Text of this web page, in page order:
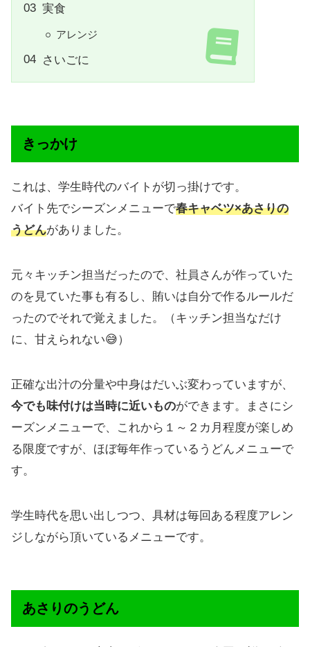
実食
アレンジ
さいごに
きっかけ
これは、学生時代のバイトが切っ掛けです。
バイト先でシーズンメニューで春キャベツ×あさりの
うどんがありました。
元々キッチン担当だったので、社員さんが作っていた
のを見ていた事も有るし、賄いは自分で作るルールだ
ったのでそれで覚えました。（キッチン担当なだけ
に、甘えられない😅）
正確な出汁の分量や中身はだいぶ変わっていますが、
今でも味付けは当時に近いものができます。まさにシ
ーズンメニューで、これから１～２カ月程度が楽しめ
る限度ですが、ほぼ毎年作っているうどんメニューで
す。
学生時代を思い出しつつ、具材は毎回ある程度アレン
ジしながら頂いているメニューです。
あさりのうどん